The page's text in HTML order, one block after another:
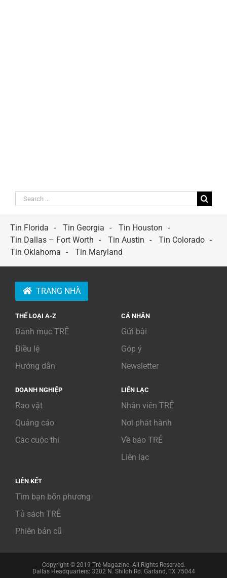
Search
for:
Tin Florida
Tin Georgia
Tin Houston
Tin Dallas – Fort Worth
Tin Austin
Tin Colorado
Tin Oklahoma
Tin Maryland
TRANG NHÀ
THỂ LOẠI A-Z
Danh mục TRẺ
Điều lệ
Hướng dẫn
CÁ NHÂN
Gửi bài
Góp ý
Newsletter
DOANH NGHIỆP
Rao vặt
Quảng cáo
Các cuộc thi
LIÊN LẠC
Nhân viên TRẺ
Nơi phát hành
Về báo TRẺ
Liên lạc
LIÊN KẾT
Tìm bạn bốn phương
Tủ sách TRẺ
Phiên bản cũ
Copyright © 2019 Trẻ Magazine. All Rights Reserved.
Dallas Headquarters: 3202 N. Shiloh Rd. Garland, TX 75044